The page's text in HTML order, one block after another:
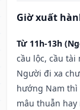
Giờ xuất
Từ 11h-13h
cầu lộc, cầu tài
Người đi xa
hướng Nam
mâu thuẫn